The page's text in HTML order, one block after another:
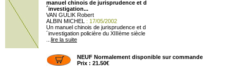
manuel chinois de jurisprudence et d
´investigation...
VAN GULIK Robert
ALBIN MICHEL
: 17/05/2002
Un manuel chinois de jurisprudence et d
´investigation policière du XIIIème siècle
lire la suite
NEUF Normalement disponible sur commande
Prix : 21.50€